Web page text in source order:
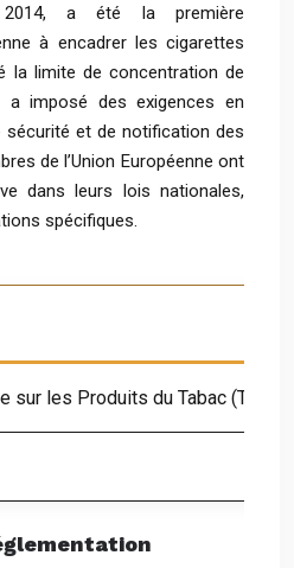
a été la première
à encadrer les cigarettes
la limite de concentration de
imposé des exigences en
sécurité et de notification des
de l’Union Européenne ont
dans leurs lois nationales,
spécifiques.
sur les Produits du Tabac (TPD)